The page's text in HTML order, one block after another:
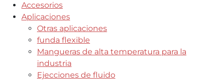
Accesorios
Aplicaciones
Otras aplicaciones
funda flexible
Mangueras de alta temperatura para la
industria
Ejecciones de fluido